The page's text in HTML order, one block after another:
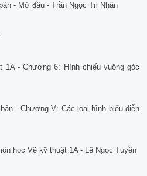
- Mở đầu - Trần Ngọc Tri Nhân
1A - Chương 6: Hình chiếu vuông góc
- Chương V: Các loại hình biểu diễn
học Vẽ kỹ thuật 1A - Lê Ngọc Tuyền